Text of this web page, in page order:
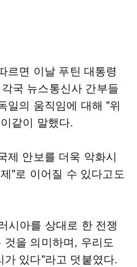
르면 이날 푸틴 대통령
국 뉴스통신사 간부들
일의 움직임에 대해 "위
같이 말했다.
제 안보를 더욱 악화시
"로 이어질 수 있다고도
시아를 상대로 한 전쟁
을 의미하며, 우리도
있다"라고 덧붙였다.